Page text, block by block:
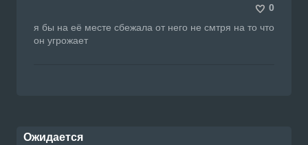
0
я бы на её месте сбежала от него не смтря на то что
он угрожает
Ожидается